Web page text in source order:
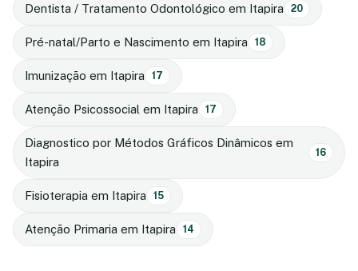
Dentista / Tratamento Odontológico em Itapira 20
Pré-natal/Parto e Nascimento em Itapira 18
Imunização em Itapira 17
Atenção Psicossocial em Itapira 17
Diagnostico por Métodos Gráficos Dinâmicos em
Itapira
16
Fisioterapia em Itapira 15
Atenção Primaria em Itapira 14